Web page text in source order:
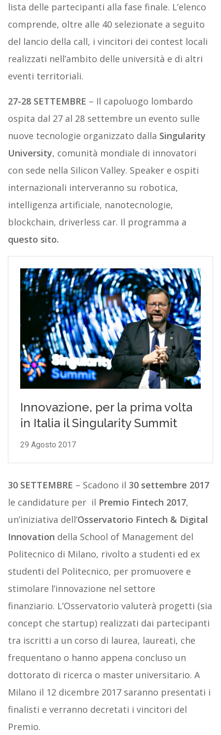
lista delle partecipanti alla fase finale. L’elenco
comprende, oltre alle 40 selezionate a seguito
del lancio della call, i vincitori dei contest locali
realizzati nell’ambito delle università e di altri
eventi territoriali.
27-28 SETTEMBRE – Il capoluogo lombardo
ospita dal 27 al 28 settembre un evento sulle
nuove tecnologie organizzato dalla Singularity
University, comunità mondiale di innovatori
con sede nella Silicon Valley. Speaker e ospiti
internazionali interveranno su robotica,
intelligenza artificiale, nanotecnologie,
blockchain, driverless car. Il programma a
questo sito.
30 SETTEMBRE – Scadono il 30 settembre 2017
le candidature per il Premio Fintech 2017,
un’iniziativa dell’Osservatorio Fintech & Digital
Innovation della School of Management del
Politecnico di Milano, rivolto a studenti ed ex
studenti del Politecnico, per promuovere e
stimolare l’innovazione nel settore
finanziario. L’Osservatorio valuterà progetti (sia
concept che startup) realizzati dai partecipanti
tra iscritti a un corso di laurea, laureati, che
frequentano o hanno appena concluso un
dottorato di ricerca o master universitario. A
Milano il 12 dicembre 2017 saranno presentati i
finalisti e verranno decretati i vincitori del
Premio.